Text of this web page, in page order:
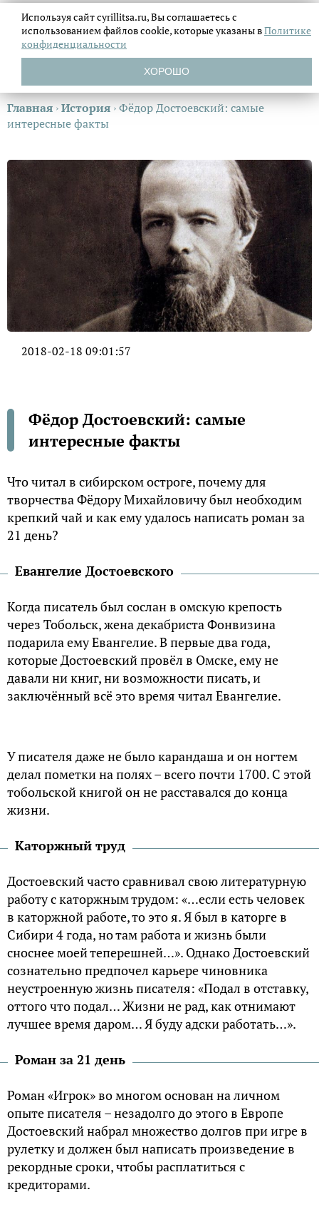
Главная ›История ›Фёдор Достоевский: самые
интересные факты
2018-02-18 09:01:57
Фёдор Достоевский: самые
интересные факты
Что читал в сибирском остроге, почему для
творчества Фёдору Михайловичу был необходим
крепкий чай и как ему удалось написать роман за
21 день?
Евангелие Достоевского
Когда писатель был сослан в омскую крепость
через Тобольск, жена декабриста Фонвизина
подарила ему Евангелие. В первые два года,
которые Достоевский провёл в Омске, ему не
давали ни книг, ни возможности писать, и
заключённый всё это время читал Евангелие.
У писателя даже не было карандаша и он ногтем
делал пометки на полях – всего почти 1700. С этой
тобольской книгой он не расставался до конца
жизни.
Каторжный труд
Достоевский часто сравнивал свою литературную
работу с каторжным трудом: «…если есть человек
в каторжной работе, то это я. Я был в каторге в
Сибири 4 года, но там работа и жизнь были
сноснее моей теперешней…». Однако Достоевский
сознательно предпочел карьере чиновника
неустроенную жизнь писателя: «Подал в отставку,
оттого что подал… Жизни не рад, как отнимают
лучшее время даром… Я буду адски работать…».
Роман за 21 день
Роман «Игрок» во многом основан на личном
опыте писателя – незадолго до этого в Европе
Достоевский набрал множество долгов при игре в
рулетку и должен был написать произведение в
рекордные сроки, чтобы расплатиться с
кредиторами.
Используя сайт cyrillitsa.ru, Вы соглашаетесь с
использованием файловcookie, которые указаны вПолитике
конфиденциальности
ХОРОШО